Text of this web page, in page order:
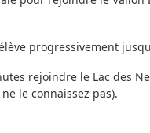
progressivement
rejoindre le Lac des
le connaissez pas).